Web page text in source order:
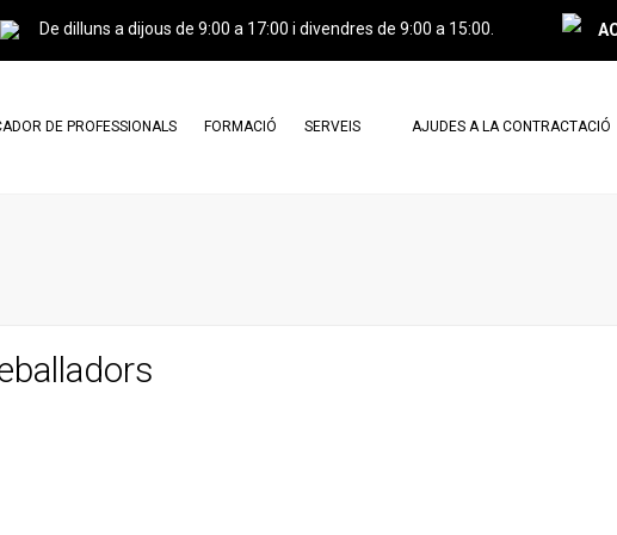
De dilluns a dijous de 9:00 a 17:00 i divendres de 9:00 a 15:00.
DE PROFESSIONALS FORMACIÓ SERVEIS AJUDES A LA CONTRACTACIÓ